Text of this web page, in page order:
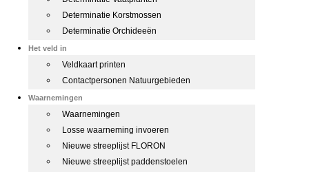
Determinatie Korstmossen
Determinatie Orchideeën
Het veld in
Veldkaart printen
Contactpersonen Natuurgebieden
Waarnemingen
Waarnemingen
Losse waarneming invoeren
Nieuwe streeplijst FLORON
Nieuwe streeplijst paddenstoelen